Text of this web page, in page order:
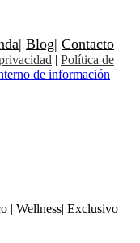
| Blog| Contacto
| Política de
de información
| Wellness| Exclusivo